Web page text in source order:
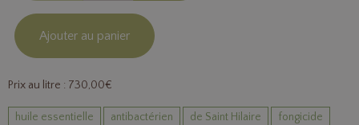
Ajouter au panier
Prix au litre : 730,00€
huile essentielle antibactérien de Saint Hilaire
fongicide